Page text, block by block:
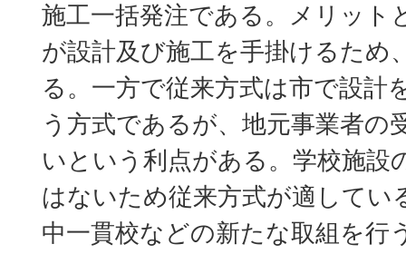
施工一括発注である。メリット
が設計及び施工を手掛けるため
る。一方で従来方式は市で設計
う方式であるが、地元事業者の
いという利点がある。学校施設
はないため従来方式が適してい
中一貫校などの新たな取組を行